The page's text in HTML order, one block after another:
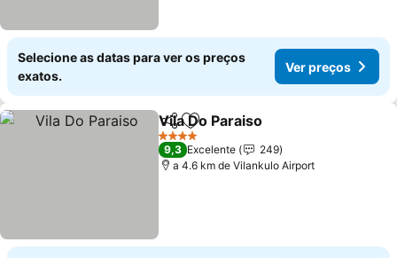
Selecione as datas para ver os preços
exatos.
Ver preços
PartilharAdicionar aos favoritos
Vila Do Paraiso
4 Estrelas
9,3 Excelente
249
a 4.6 km de Vilankulo Airport